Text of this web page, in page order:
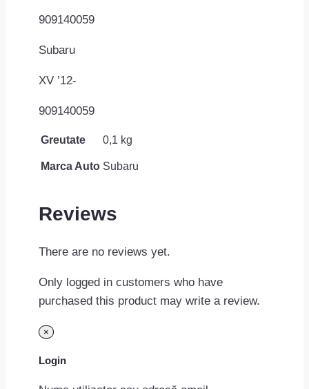
909140059
Subaru
XV ’12-
909140059
Greutate 0,1 kg
Marca Auto Subaru
Reviews
There are no reviews yet.
Only logged in customers who have
purchased this product may write a review.
×
Login